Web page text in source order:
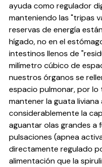
ayuda como regulador
manteniendo las "tripas
reservas de energía
hígado, no en el
intestinos llenos de
milímetro cúbico de
nuestros órganos se
espacio pulmonar, por lo
mantener la guata liviana
considerablemente la
aguantar olas grandes a
pulsaciones (apnea
directamente regulado
alimentación que la